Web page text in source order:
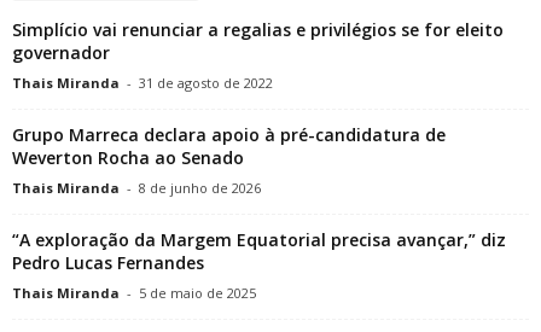
Simplício vai renunciar a regalias e privilégios se for eleito
governador
Thais Miranda - 31 de agosto de 2022
Grupo Marreca declara apoio à pré-candidatura de
Weverton Rocha ao Senado
Thais Miranda - 8 de junho de 2026
“A exploração da Margem Equatorial precisa avançar,” diz
Pedro Lucas Fernandes
Thais Miranda - 5 de maio de 2025